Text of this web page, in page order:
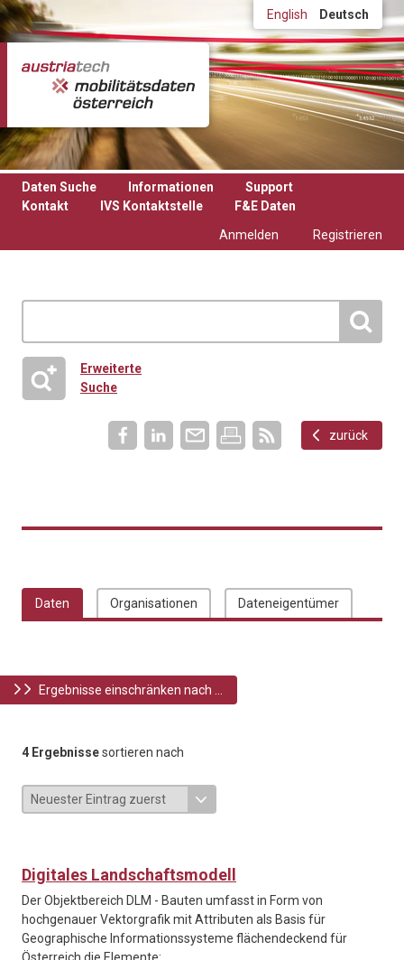
Direkt zum Inhalt English Deutsch
Daten Suche Informationen
Support
Kontakt
IVS Kontaktstelle
F&E Daten
Anmelden
Registrieren
Erweiterte
Suche
zurück
Daten Organisationen Dateneigentümer
Ergebnisse einschränken nach ...
4 Ergebnissesortieren nach
Digitales Landschaftsmodell
Der Objektbereich DLM - Bauten umfasst in Form von
hochgenauer Vektorgrafik mit Attributen als Basis für
Geographische Informationssysteme flächendeckend für